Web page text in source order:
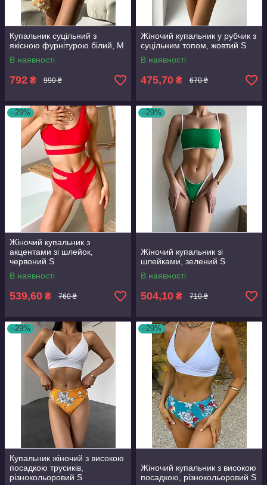
Купальник суцільний з
якісною фурнітурою білий, М
В наявності
792 ₴ 990 ₴
Жіночий купальник у рубчик з
суцільним топом, жовтий S
В наявності
475,70 ₴ 670 ₴
–29%
Жіночий купальник з
акцентами зі шлейок,
червоний S
В наявності
539,60 ₴ 760 ₴
–29%
Жіночий купальник зі
шлейками, зелений S
В наявності
504,10 ₴ 710 ₴
–29%
Купальник жіночий з високою
посадкою трусиків,
різнокольоровий S
–29%
Жіночий купальник з високою
посадкою, різнокольоровий S